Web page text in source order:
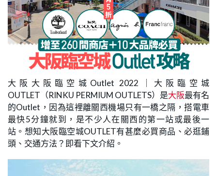
大阪大阪臨空城Outlet 2022｜大阪臨空城
OUTLET（RINKU PERMIUM OUTLETS）是大阪最有名
的Outlet，因為這裡離關西機場只有一橋之隔，搭電車
最快5分鐘就到，是不少人在關西的第一站或最後一
站。想知大阪臨空城OUTLET有甚麼必買商品、必逛鋪
頭、交通方法？即看下文介紹。